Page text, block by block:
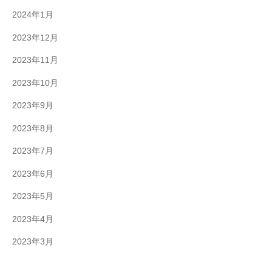
2024年1月
2023年12月
2023年11月
2023年10月
2023年9月
2023年8月
2023年7月
2023年6月
2023年5月
2023年4月
2023年3月